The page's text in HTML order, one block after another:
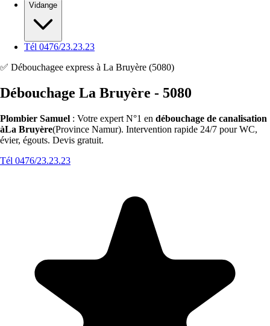
Vidange
Tél 0476/23.23.23
✅ Débouchagee express à La Bruyère (5080)
Débouchage La Bruyère - 5080
Plombier Samuel : Votre expert N°1 en débouchage de canalisation
àLa Bruyère(Province Namur). Intervention rapide 24/7 pour WC,
évier, égouts. Devis gratuit.
Tél 0476/23.23.23